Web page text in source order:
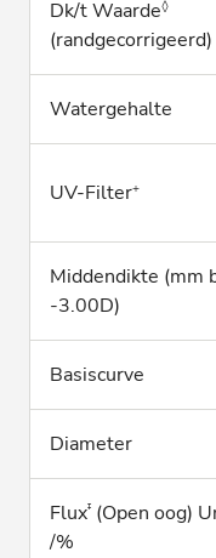
Dk/t Waarde◊
(randgecorrigeerd)
Watergehalte
UV-Filter+
Middendikte (mm
-3.00D)
Basiscurve
Diameter
Flux‡ (Open oog)
/%